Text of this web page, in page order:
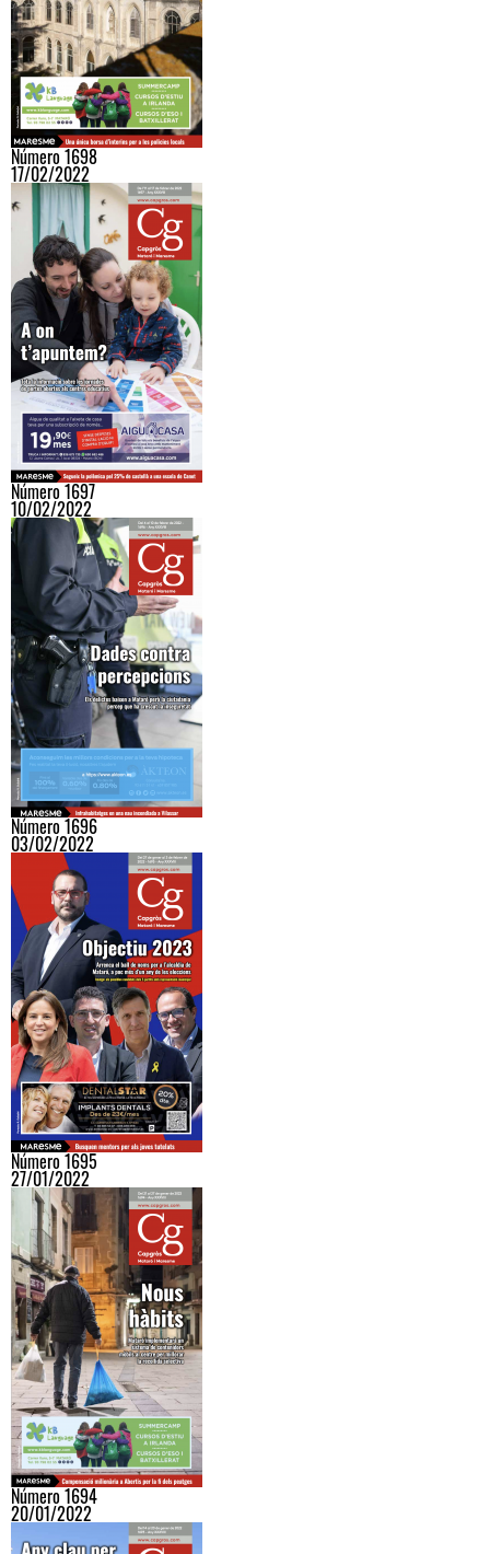
Número 1698
17/02/2022
Número 1697
10/02/2022
Número 1696
03/02/2022
Número 1695
27/01/2022
Número 1694
20/01/2022